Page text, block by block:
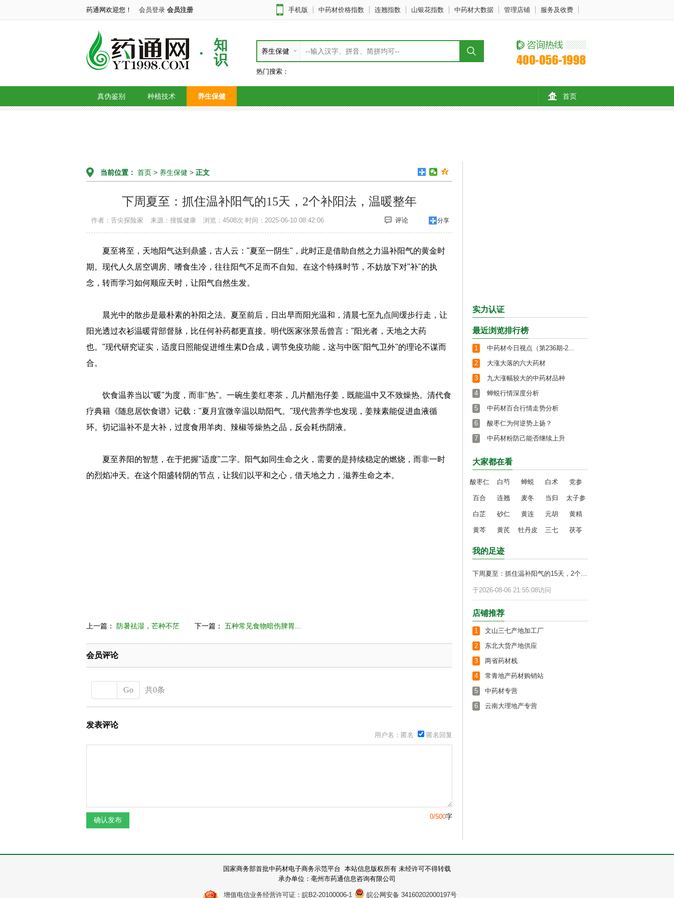
药通网欢迎您！ 会员登录 会员注册 手机版 中药材价格指数 连翘指数 山银花指数 中药材大数据 管理店铺 服务及收费
知
识
养生保健
热门搜索：
首页
真伪鉴别 种植技术 养生保健
当前位置： 首页 > 养生保健 > 正文
下周夏至：抓住温补阳气的15天，2个补阳法，温暖整年
作者：舌尖探险家 来源：搜狐健康 浏览：4508次 时间：2025-06-10 08:42:06 评论 分享
夏至将至，天地阳气达到鼎盛，古人云："夏至一阴生"，此时正是借助自然之力温补阳气的黄金时
期。现代人久居空调房、嗜食生冷，往往阳气不足而不自知。在这个特殊时节，不妨放下对"补"的执
念，转而学习如何顺应天时，让阳气自然生发。
晨光中的散步是最朴素的补阳之法。夏至前后，日出早而阳光温和，清晨七至九点间缓步行走，让
阳光透过衣衫温暖背部督脉，比任何补药都更直接。明代医家张景岳曾言："阳光者，天地之大药
也。"现代研究证实，适度日照能促进维生素D合成，调节免疫功能，这与中医"阳气卫外"的理论不谋而
合。
饮食温养当以"暖"为度，而非"热"。一碗生姜红枣茶，几片醋泡仔姜，既能温中又不致燥热。清代食
疗典籍《随息居饮食谱》记载："夏月宜微辛温以助阳气。"现代营养学也发现，姜辣素能促进血液循
环。切记温补不是大补，过度食用羊肉、辣椒等燥热之品，反会耗伤阴液。
夏至养阳的智慧，在于把握"适度"二字。阳气如同生命之火，需要的是持续稳定的燃烧，而非一时
的烈焰冲天。在这个阳盛转阴的节点，让我们以平和之心，借天地之力，滋养生命之本。
上一篇： 防暑祛湿，芒种不茫 下一篇： 五种常见食物暗伤脾胃...
会员评论
Go 共0条
发表评论
用户名：匿名 匿名回复
0/500字
实力认证
最近浏览排行榜
1
中药材今日视点（第236期-2...
2
大涨大落的六大药材
3
九大涨幅较大的中药材品种
4
蝉蜕行情深度分析
5
中药材百合行情走势分析
6
酸枣仁为何逆势上扬？
7
中药材粉防己能否继续上升
大家都在看
酸枣仁 白芍 蝉蜕 白术 党参
百合 连翘 麦冬 当归 太子参
白芷 砂仁 黄连 元胡 黄精
黄芩 黄芪 牡丹皮 三七 茯苓
我的足迹
下周夏至：抓住温补阳气的15天，2个补阳法，温暖整年
于2026-08-06 21:55:08访问
店铺推荐
1
文山三七产地加工厂
2
东北大货产地供应
3
两省药材栈
4
常青地产药材购销站
5
中药材专营
6
云南大理地产专营
国家商务部首批中药材电子商务示范平台 本站信息版权所有 未经许可不得转载
承办单位：亳州市药通信息咨询有限公司
增值电信业务经营许可证：皖B2-20100006-1 皖公网安备 34160202000197号